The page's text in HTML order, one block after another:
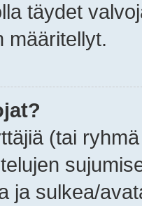
täydet
määritellyt.
(tai
ja sulkea/